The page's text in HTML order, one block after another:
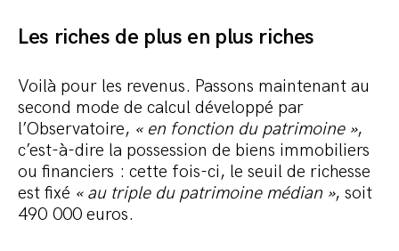
Les riches de plus en plus riches
Voilà pour les revenus. Passons maintenant au
second mode de calcul développé par
l’Observatoire, « en fonction du patrimoine »,
c’est-à-dire la possession de biens immobiliers
ou financiers : cette fois-ci, le seuil de richesse
est fixé « au triple du patrimoine médian », soit
490 000 euros.